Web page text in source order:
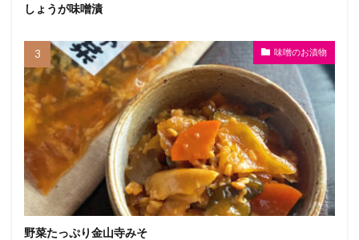
しょうが味噌漬
味噌のお漬物
野菜たっぷり金山寺みそ